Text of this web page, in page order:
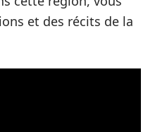
et des récits de la